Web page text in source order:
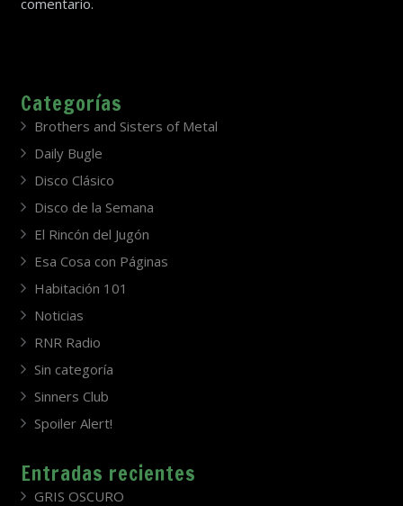
comentario.
Categorías
Brothers and Sisters of Metal
Daily Bugle
Disco Clásico
Disco de la Semana
El Rincón del Jugón
Esa Cosa con Páginas
Habitación 101
Noticias
RNR Radio
Sin categoría
Sinners Club
Spoiler Alert!
Entradas recientes
GRIS OSCURO